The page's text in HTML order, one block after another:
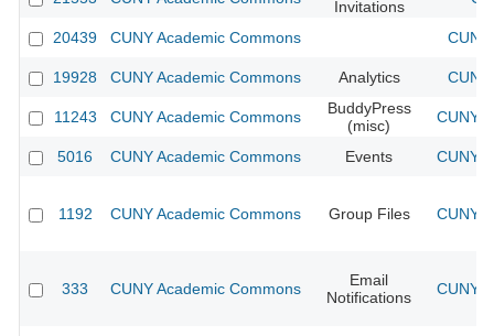
Invitations
20439 CUNY Academic Commons
19928 CUNY Academic Commons Analytics
11243 CUNY Academic Commons
BuddyPress
(misc)
CUNY
5016 CUNY Academic Commons Events CUNY
1192 CUNY Academic Commons Group Files CUNY
333 CUNY Academic Commons
Email
Notifications
CUNY